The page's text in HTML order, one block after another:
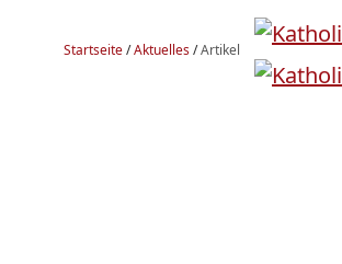
Startseite/Aktuelles/Artikel